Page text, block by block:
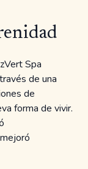
Spa
de una
de
forma de vivir.